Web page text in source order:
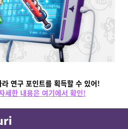
연구 포인트를 획득할 수 있어!
세한 내용은 여기에서 확인!